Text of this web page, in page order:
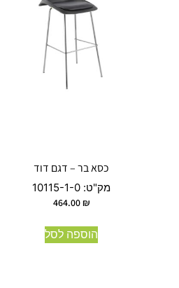
כסא בר – דגם דוד
מק"ט: 10115-1-0
464.00₪
הוספה לסל